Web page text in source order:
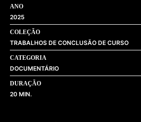
ANO
2025
COLEÇÃO
TRABALHOS DE CONCLUSÃO DE CURSO
CATEGORIA
DOCUMENTÁRIO
DURAÇÃO
20